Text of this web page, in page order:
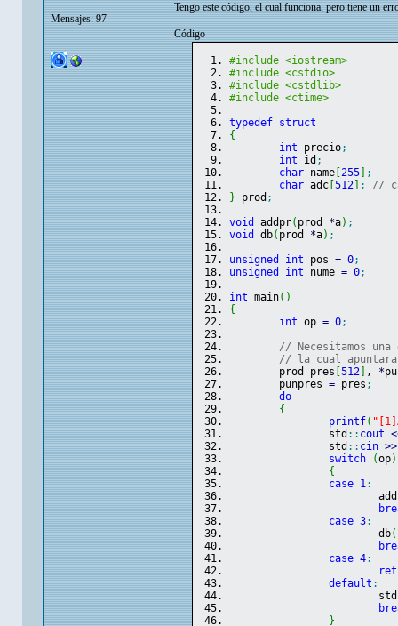
Mensajes: 97
Tengo este código, el cual funciona, pero tiene un
Código
#include <iostream>
#include <cstdio>
#include <cstdlib>
#include <ctime>
typedef struct
{
int precio;
int id ;
char name[ 255]
;
char adc[ 512] ;
//
} prod ;
void
addpr( prod *a) ;
void
db( prod *a) ;
unsigned
int pos = 0;
unsigned
int nume = 0;
int main( )
{
int op = 0;
// Necesitamos
// la cual
	prod pres
512] , *
	punpres
= pres ;
do
{
printf(
		std
:: cout
		std
:: cin >>
switch
(op)
{
case 1:
case 3:
			db
(
case 4:
default :
			std
}